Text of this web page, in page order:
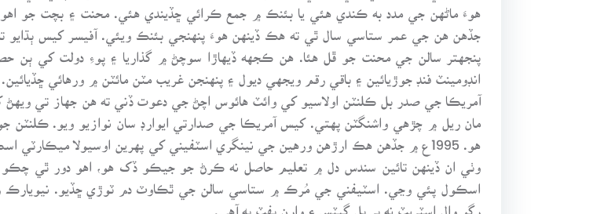
هوءَ ماڻهن جي مدد به ڪندي هئي يا بئنڪ ۾ جمع ڪرائي ڇڏيندي هئي. محنت ۽ بچت جو اهو
جڏهن هن جي عمر ستاسي سال ٿي ته هڪ ڏينهن هوءَ پنهنجي بئنڪ ويئي. آفيسر کيس
پنجهتر سالن جي محنت جو ڦل هئا. هن ڪجهه ڏيهاڙا سوچڻ ۾ گذاريا ۽ پوءِ دولت کي ٻن
انڊومينٽ فنڊ جوڙيائين ۽ باقي رقم ويجهي ديول ۽ پنهنجن غريب مٽن مائٽن ۾ ورهائي
آمريڪا جي صدر بل ڪلنٽن اولاسيو کي وائٽ هائوس اچڻ جي دعوت ڏني ته هن جهاز تي
مان ريل ۾ چڙهي واشنگٽن پهتي. کيس آمريڪا جي صدارتي ايوارڊ سان نوازيو ويو. ڪلنٽن
هو. 1995ع ۾ جڏهن هڪ ارڙهن ورهين جي نينگري اسٽفيني کي پهرين اوسيولا
وٺي ان ڏينهن تائين سندس دل ۾ تعليم حاصل نه ڪرڻ جو جيڪو ڏک هو، اهو دور ٿي
اسڪول پئي وڃي. اسٽيفني جي مُرڪ ۾ ستاسي سالن جي ٿڪاوٽ دم ٽوڙي ڇڏيو. نيويارڪ رڳو
رڳو وال اسٽريٽ نه پر بل گيٽس ۽ وارن بفٽ به آهي.